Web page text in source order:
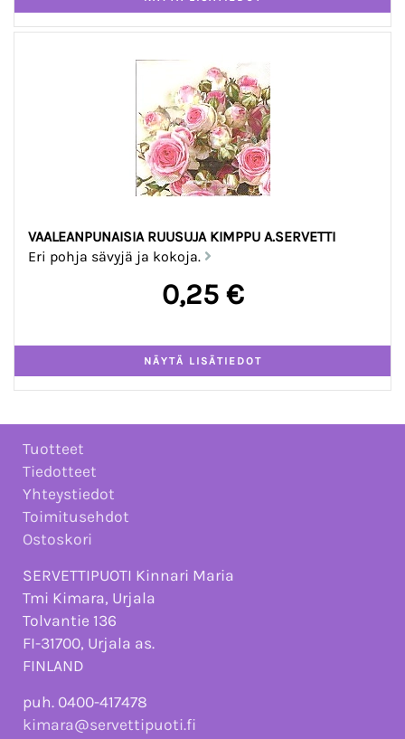
VAALEANPUNAISIA RUUSUJA KIMPPU A.SERVETTI
Eri pohja sävyjä ja kokoja.
0,25 €
Tuotteet
Tiedotteet
Yhteystiedot
Toimitusehdot
Ostoskori
SERVETTIPUOTI Kinnari Maria
Tmi Kimara, Urjala
Tolvantie 136
FI-31700, Urjala as.
FINLAND
puh. 0400-417478
kimara@servettipuoti.fi